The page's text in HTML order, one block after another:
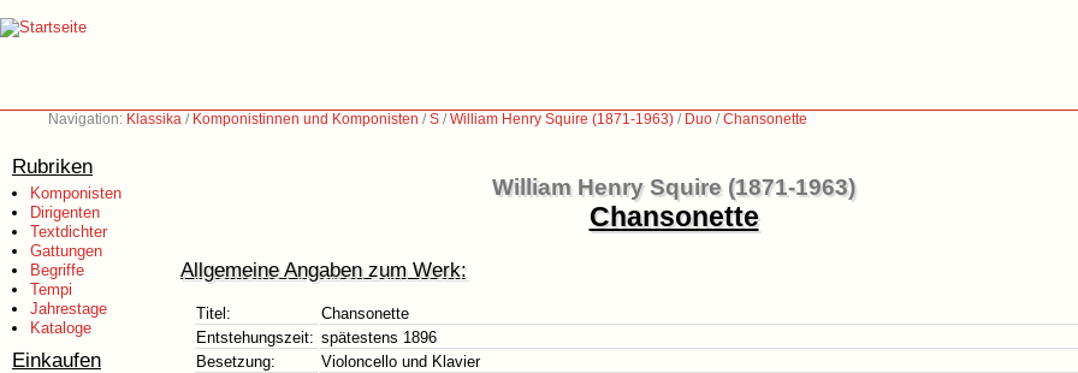
Navigation: Klassika / Komponistinnen und Komponisten /S /William Henry Squire (1871-1963) / Duo /Chansonette
Rubriken
Komponisten
Dirigenten
Textdichter
Gattungen
Begriffe
Tempi
Jahrestage
Kataloge
Einkaufen
William Henry Squire (1871-1963)
Chansonette
Allgemeine Angaben zum Werk:
Titel:
Chansonette
Entstehungszeit: spätestens 1896
Besetzung:
Violoncello und Klavier